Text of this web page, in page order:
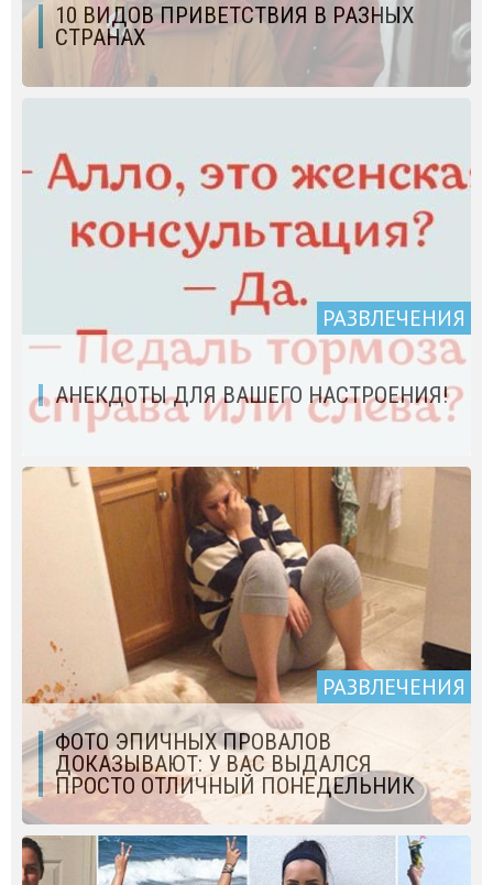
10 ВИДОВ ПРИВЕТСТВИЯ В РАЗНЫХ
СТРАНАХ
РАЗВЛЕЧЕНИЯ
АНЕКДОТЫ ДЛЯ ВАШЕГО НАСТРОЕНИЯ!
РАЗВЛЕЧЕНИЯ
ФОТО ЭПИЧНЫХ ПРОВАЛОВ
ДОКАЗЫВАЮТ: У ВАС ВЫДАЛСЯ
ПРОСТО ОТЛИЧНЫЙ ПОНЕДЕЛЬНИК